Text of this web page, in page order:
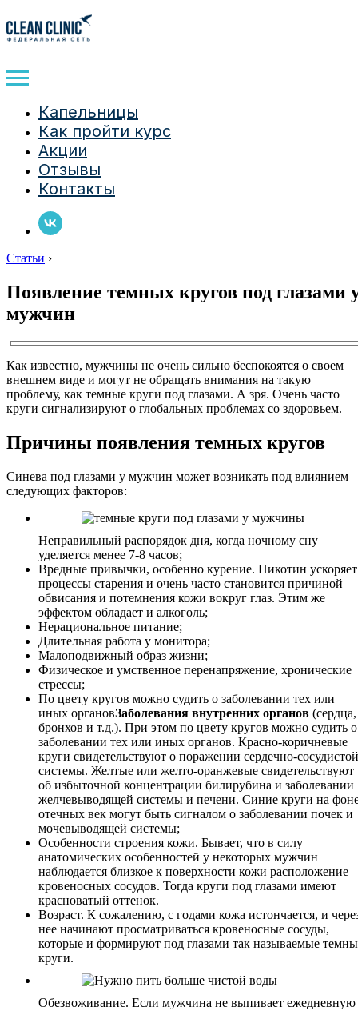
Капельницы
Как пройти курс
Акции
Отзывы
Контакты
Статьи ›
Появление темных кругов под глазами
мужчин
Как известно, мужчины не очень сильно беспокоятся о своем
внешнем виде и могут не обращать внимания на такую
проблему, как темные круги под глазами. А зря. Очень часто
круги сигнализируют о глобальных проблемах со здоровьем.
Причины появления темных кругов
Синева под глазами у мужчин может возникать под влиянием
следующих факторов:
Неправильный распорядок дня, когда ночному сну
уделяется менее 7-8 часов;
Вредные привычки, особенно курение. Никотин ускоряет
процессы старения и очень часто становится причиной
обвисания и потемнения кожи вокруг глаз. Этим же
эффектом обладает и алкоголь;
Нерациональное питание;
Длительная работа у монитора;
Малоподвижный образ жизни;
Физическое и умственное перенапряжение, хронические
стрессы;
По цвету кругов можно судить о заболевании тех или
иных органовЗаболевания внутренних органов (сердца,
бронхов и т.д.). При этом по цвету кругов можно судить о
заболевании тех или иных органов. Красно-коричневые
круги свидетельствуют о поражении сердечно-сосудистой
системы. Желтые или желто-оранжевые свидетельствуют
об избыточной концентрации билирубина и заболевании
желчевыводящей системы и печени. Синие круги на
отечных век могут быть сигналом о заболевании почек и
мочевыводящей системы;
Особенности строения кожи. Бывает, что в силу
анатомических особенностей у некоторых мужчин
наблюдается близкое к поверхности кожи расположение
кровеносных сосудов. Тогда круги под глазами имеют
красноватый оттенок.
Возраст. К сожалению, с годами кожа истончается, и
нее начинают просматриваться кровеносные сосуды,
которые и формируют под глазами так называемые
круги.
Обезвоживание. Если мужчина не выпивает ежедневную